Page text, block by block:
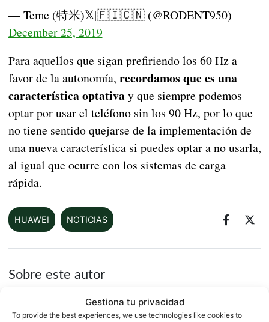
Gestiona tu privacidad
To provide the best experiences, we use technologies like cookies to
— Teme (特米)𝕏|🇫🇮🇨🇳 (@RODENT950)
December 25, 2019
Para aquellos que sigan prefiriendo los 60 Hz a
favor de la autonomía, recordamos que es una
característica optativay que siempre podemos
optar por usar el teléfono sin los 90 Hz, por lo que
no tiene sentido quejarse de la implementación de
una nueva característica si puedes optar a no usarla,
al igual que ocurre con los sistemas de carga
rápida.
HUAWEI NOTICIAS
Sobre este autor